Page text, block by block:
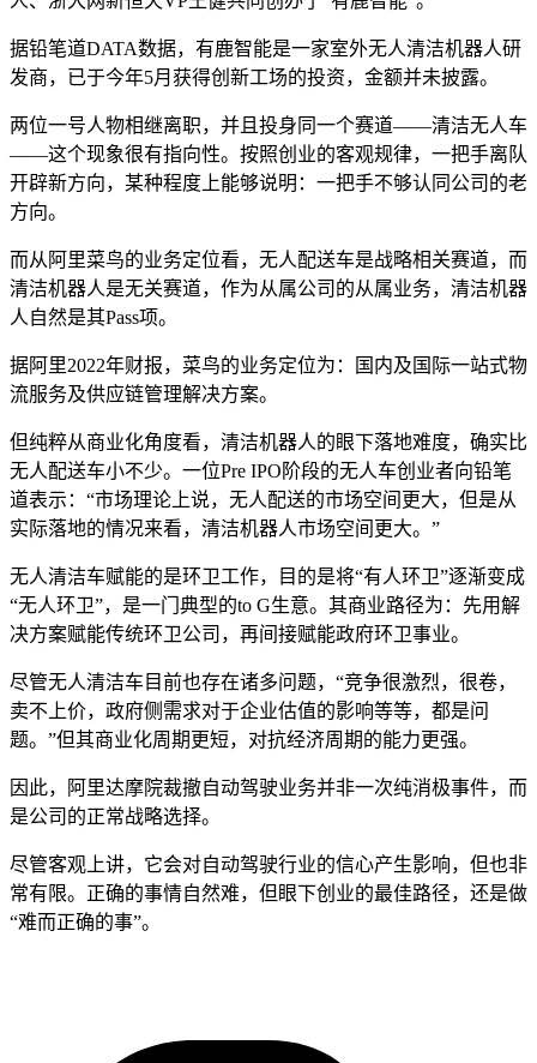
据铅笔道DATA数据，有鹿智能是一家室外无人清洁机器人研
发商，已于今年5月获得创新工场的投资，金额并未披露。
两位一号人物相继离职，并且投身同一个赛道——清洁无人车
——这个现象很有指向性。按照创业的客观规律，一把手离队
开辟新方向，某种程度上能够说明：一把手不够认同公司的老
方向。
而从阿里菜鸟的业务定位看，无人配送车是战略相关赛道，而
清洁机器人是无关赛道，作为从属公司的从属业务，清洁机器
人自然是其Pass项。
据阿里2022年财报，菜鸟的业务定位为：国内及国际一站式物
流服务及供应链管理解决方案。
但纯粹从商业化角度看，清洁机器人的眼下落地难度，确实比
无人配送车小不少。一位Pre IPO阶段的无人车创业者向铅笔
道表示：“市场理论上说，无人配送的市场空间更大，但是从
实际落地的情况来看，清洁机器人市场空间更大。”
无人清洁车赋能的是环卫工作，目的是将“有人环卫”逐渐变成
“无人环卫”，是一门典型的to G生意。其商业路径为：先用解
决方案赋能传统环卫公司，再间接赋能政府环卫事业。
尽管无人清洁车目前也存在诸多问题，“竞争很激烈，很卷，
卖不上价，政府侧需求对于企业估值的影响等等，都是问
题。”但其商业化周期更短，对抗经济周期的能力更强。
因此，阿里达摩院裁撤自动驾驶业务并非一次纯消极事件，而
是公司的正常战略选择。
尽管客观上讲，它会对自动驾驶行业的信心产生影响，但也非
常有限。正确的事情自然难，但眼下创业的最佳路径，还是做
“难而正确的事”。